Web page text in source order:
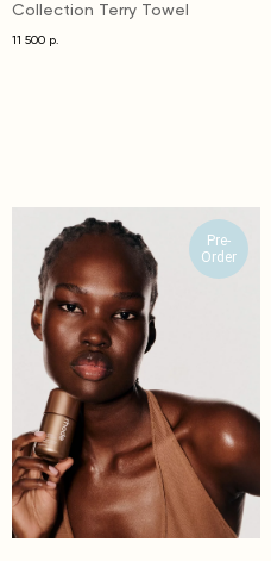
Collection Terry Towel
11 500 р.
Pre-
Order